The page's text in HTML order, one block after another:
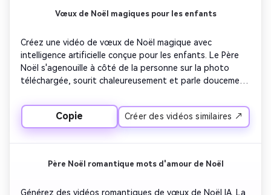
partagables et idéales pour les médias sociaux.
Vœux de Noël magiques pour les enfants
Créez une vidéo de vœux de Noël magique avec
intelligence artificielle conçue pour les enfants. Le Père
Noël s'agenouille à côté de la personne sur la photo
téléchargée, sourit chaleureusement et parle doucement.
flocons de neige lumineux, des lumières scintillantes et
des couleurs douces. Le Père Noël envoie un message de
Noël tendre et encourageant, célébrant la gentillesse et
l'imagination. Un éclairage doux, une atmosphère
confortable.
Copie Créer des vidéos similaires ↗
Père Noël romantique mots d'amour de Noël
Générez des vidéos romantiques de vœux de Noël IA. La